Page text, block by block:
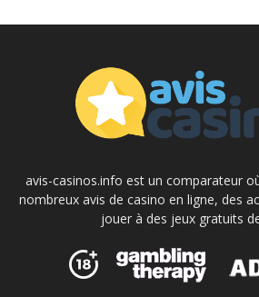
avis-casinos.info est un comparateur
nombreux avis de casino en ligne, des
jouer à des jeux gratuits